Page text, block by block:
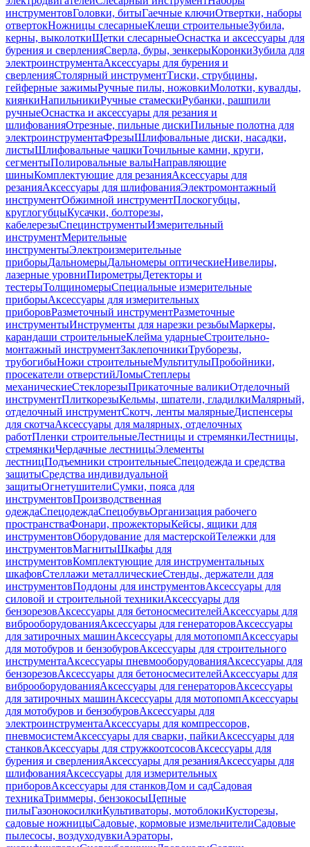
инструментовГоловки, битыГаечные ключиОтвертки, наборы
отвертокНожницы слесарныеКлещи строительныеЗубила,
керны, выколоткиЩетки слесарныеОснастка и аксессуары для
бурения и сверленияСверла, буры, зенкерыКоронкиЗубила для
электроинструментаАксессуары для бурения и
сверленияСтолярный инструментТиски, струбцины,
гейферные зажимыРучные пилы, ножовкиМолотки, кувалды,
киянкиНапильникиРучные стамескиРубанки, рашпили
ручныеОснастка и аксессуары для резания и
шлифованияОтрезные, пильные дискиПильные полотна для
электроинструментаФрезыШлифовальные диски, насадки,
листыШлифовальные чашкиТочильные камни, круги,
сегментыПолировальные валыНаправляющие
шиныКомплектующие для резанияАксессуары для
резанияАксессуары для шлифованияЭлектромонтажный
инструментОбжимной инструментПлоскогубцы,
круглогубцыКусачки, болторезы,
кабелерезыСпецинструментыИзмерительный
инструментМерительные
инструментыЭлектроизмерительные
приборыДальномерыДальномеры оптическиеНивелиры,
лазерные уровниПирометрыДетекторы и
тестерыТолщиномерыСпециальные измерительные
приборыАксессуары для измерительных
приборовРазметочный инструментРазметочные
инструментыИнструменты для нарезки резьбыМаркеры,
карандаши строительныеКлейма ударныеСтроительно-
монтажный инструментЗаклепочникиТруборезы,
трубогибыНожи строительныеМультитулыПробойники,
просекатели отверстийЛомыСтеплеры
механическиеСтеклорезыПрикаточные валикиОтделочный
инструментПлиткорезыКельмы, шпатели, гладилкиМалярный,
отделочный инструментСкотч, ленты малярныеДиспенсеры
для скотчаАксессуары для малярных, отделочных
работПленки строительныеЛестницы и стремянкиЛестницы,
стремянкиЧердачные лестницыЭлементы
лестницПодъемники строительныеСпецодежда и средства
защитыСредства индивидуальной
защитыОгнетушителиСумки, пояса для
инструментовПроизводственная
одеждаСпецодеждаСпецобувьОрганизация рабочего
пространстваФонари, прожекторыКейсы, ящики для
инструментовОборудование для мастерскойТележки для
инструментовМагнитыШкафы для
инструментовКомплектующие для инструментальных
шкафовСтеллажи металлическиеСтенды, держатели для
инструментовПоддоны для инструментовАксессуары для
силовой и строительной техникиАксессуары для
бензорезовАксессуары для бетоносмесителейАксессуары для
виброоборудованияАксессуары для генераторовАксессуары
для затирочных машинАксессуары для мотопомпАксессуары
для мотобуров и бензобуровАксессуары для строительного
инструментаАксессуары пневмооборудованияАксессуары для
бензорезовАксессуары для бетоносмесителейАксессуары для
виброоборудованияАксессуары для генераторовАксессуары
для затирочных машинАксессуары для мотопомпАксессуары
для мотобуров и бензобуровАксессуары для
электроинструментаАксессуары для компрессоров,
пневмосистемАксессуары для сварки, пайкиАксессуары для
станковАксессуары для стружкоотсосовАксессуары для
бурения и сверленияАксессуары для резанияАксессуары для
шлифованияАксессуары для измерительных
приборовАксессуары для станковДом и садСадовая
техникаТриммеры, бензокосыЦепные
пилыГазонокосилкиКультиваторы, мотоблокиКусторезы,
садовые ножницыСадовые, кормовые измельчителиСадовые
пылесосы, воздуходувкиАэраторы,